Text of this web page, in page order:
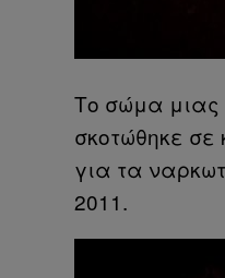
Το σώμα μιας
σκοτώθηκε σε
για τα
2011.